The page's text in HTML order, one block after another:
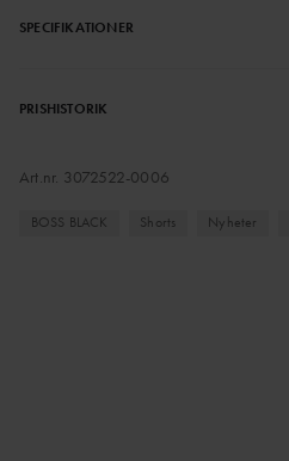
SPECIFIKATIONER
PRISHISTORIK
Art.nr. 3072522-0006
BOSS BLACK Shorts Nyheter